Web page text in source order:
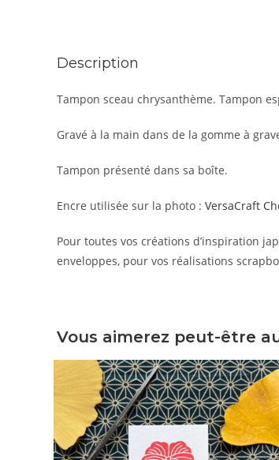
Description
Tampon sceau chrysanthème. Tampon
Gravé à la main dans de la gomme à
Tampon présenté dans sa boîte.
Encre utilisée sur la photo : VersaCraft
Pour toutes vos créations d’inspiration
enveloppes, pour vos réalisations
Vous aimerez peut-être